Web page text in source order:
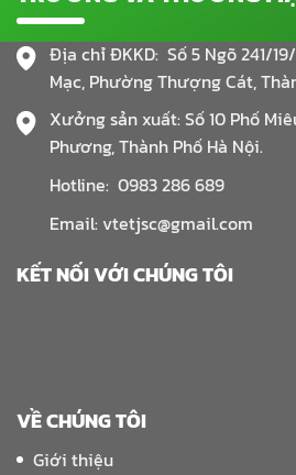
Địa chỉ ĐKKD: Số 5 Ngõ 241/
Mạc, Phường Thượng Cát,
Xưởng sản xuất: Số 10 Phố
Phương, Thành Phố Hà Nội.
Hotline: 0983 286 689
Email: vtetjsc@gmail.com
KẾT NỐI VỚI CHÚNG TÔI
VỀ CHÚNG TÔI
Giới thiệu